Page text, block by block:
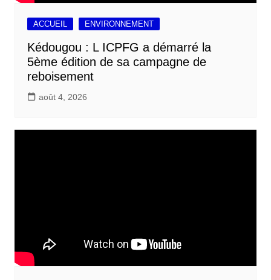
ACCUEIL ENVIRONNEMENT
Kédougou : L ICPFG a démarré la
5ème édition de sa campagne de
reboisement
août 4, 2026